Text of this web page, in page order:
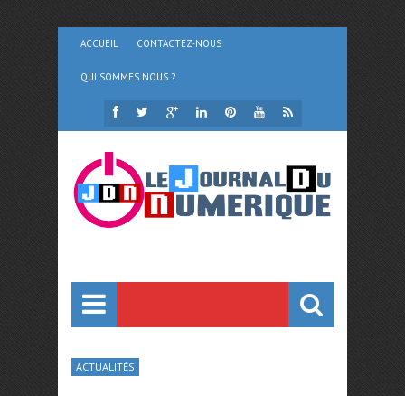
ACCUEIL CONTACTEZ-NOUS
QUI SOMMES NOUS ?
ACTUALITÉS